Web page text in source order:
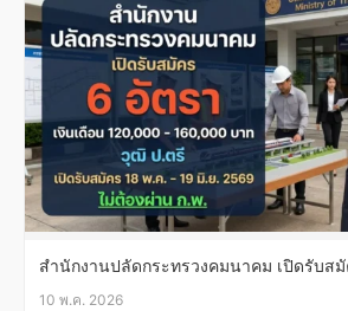
สำนักงานปลัดกระทรวงคมนาคม เปิดรับส
10 พ.ค. 2026